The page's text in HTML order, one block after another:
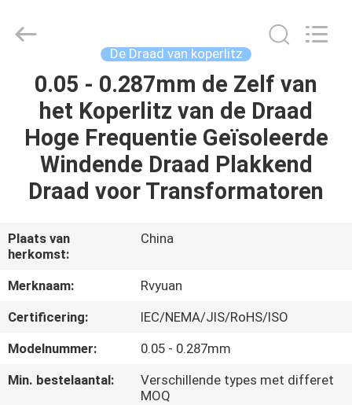
HUIS
PRODUCTEN
VIDEOS
ONGEVEER
ONS
FABRIEKSREIS
KWALITEITSCONTROLE
Material
Co,.Ltd.
De Draad van koperlitz
0.05 - 0.287mm de Zelf van
het Koperlitz van de Draad
Hoge Frequentie Geïsoleerde
Windende Draad Plakkend
Draad voor Transformatoren
Plaats van
herkomst:
China
Merknaam:
Rvyuan
Certificering:
IEC/NEMA/JIS/RoHS/ISO
Modelnummer:
0.05 - 0.287mm
Min. bestelaantal:
Verschillende types met differet
MOQ